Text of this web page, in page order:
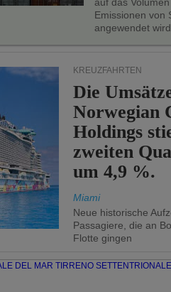
Emissionen von
angewendet
KREUZFAHRTEN
Die
Norwegian
Holdings
zweiten
um 4,9 %.
Miami
Neue historische
Passagiere, die an
Flotte gingen